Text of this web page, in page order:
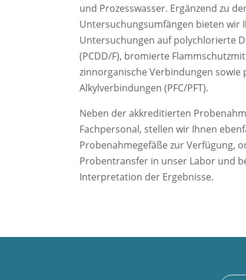
und Prozesswasser. Ergänzend zu
Untersuchungsumfängen bieten wir
Untersuchungen auf polychlorierte
(PCDD/F), bromierte
zinnorganische Verbindungen
Alkylverbindungen (PFC/PFT).
Neben der akkreditierten
Fachpersonal, stellen wir Ihnen
Probenahmegefäße zur Verfügung,
Probentransfer in unser Labor und
Interpretation der Ergebnisse.